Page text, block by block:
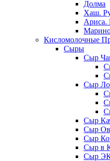
Долма
Хаш.
Ариса.
Кисломолочные
Сыры
Сыр
Сыр
Сыр
Сыр
Сыр
Сыр в
Сыр